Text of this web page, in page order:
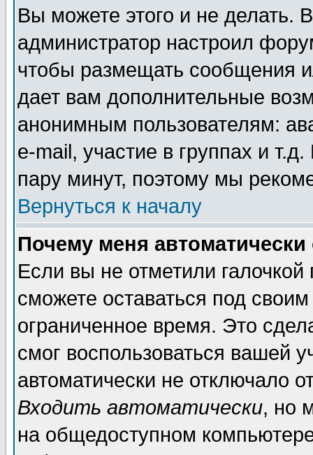
Вы можете этого и не делать.
администратор настроил
чтобы размещать сообщения
дает вам дополнительные
анонимным пользователям:
e-mail, участие в группах и
пару минут, поэтому мы
Вернуться к началу
Почему меня автоматически
Если вы не отметили галочкой
сможете оставаться под
ограниченное время. Это
смог воспользоваться вашей
автоматически не отключало
Входить автоматически, но
на общедоступном